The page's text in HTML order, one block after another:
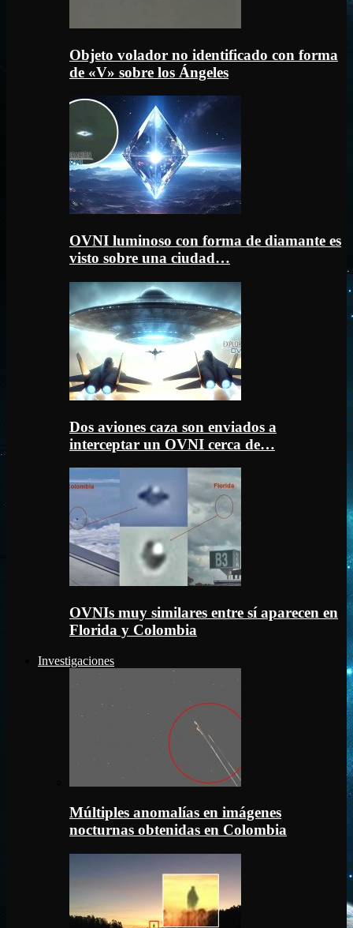
Objeto volador no identificado con forma
de «V» sobre los Ángeles
OVNI luminoso con forma de diamante es
visto sobre una ciudad…
Dos aviones caza son enviados a
interceptar un OVNI cerca de…
OVNIs muy similares entre sí aparecen en
Florida y Colombia
Investigaciones
Múltiples anomalías en imágenes
nocturnas obtenidas en Colombia